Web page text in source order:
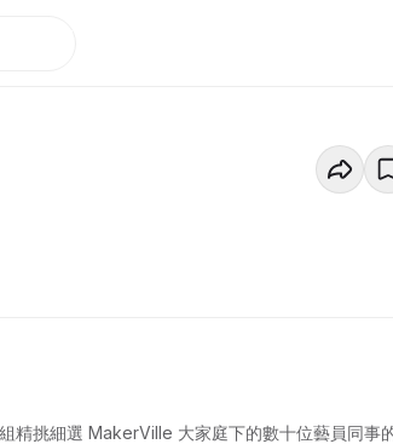
精挑細選 MakerVille 大家庭下的數十位藝員同事